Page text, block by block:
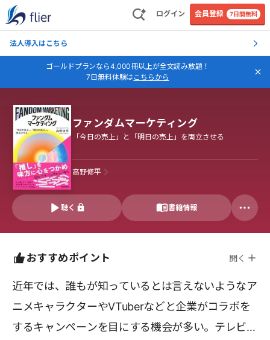
ログイン 会員登録 7日間無料
法人導入はこちら
ゴールドプランなら4,000冊以上が全文読み放題！
7日無料体験はこちらから
ファンダムマーケティング
「今日の売上」と「明日の売上」を両立させる
高野修平
聴く 書籍情報
おすすめポイント 開く
近年では、誰もが知っているとは言えないようなア
ニメキャラクターやVTuberなどと企業がコラボを
するキャンペーンを目にする機会が多い。テレビや